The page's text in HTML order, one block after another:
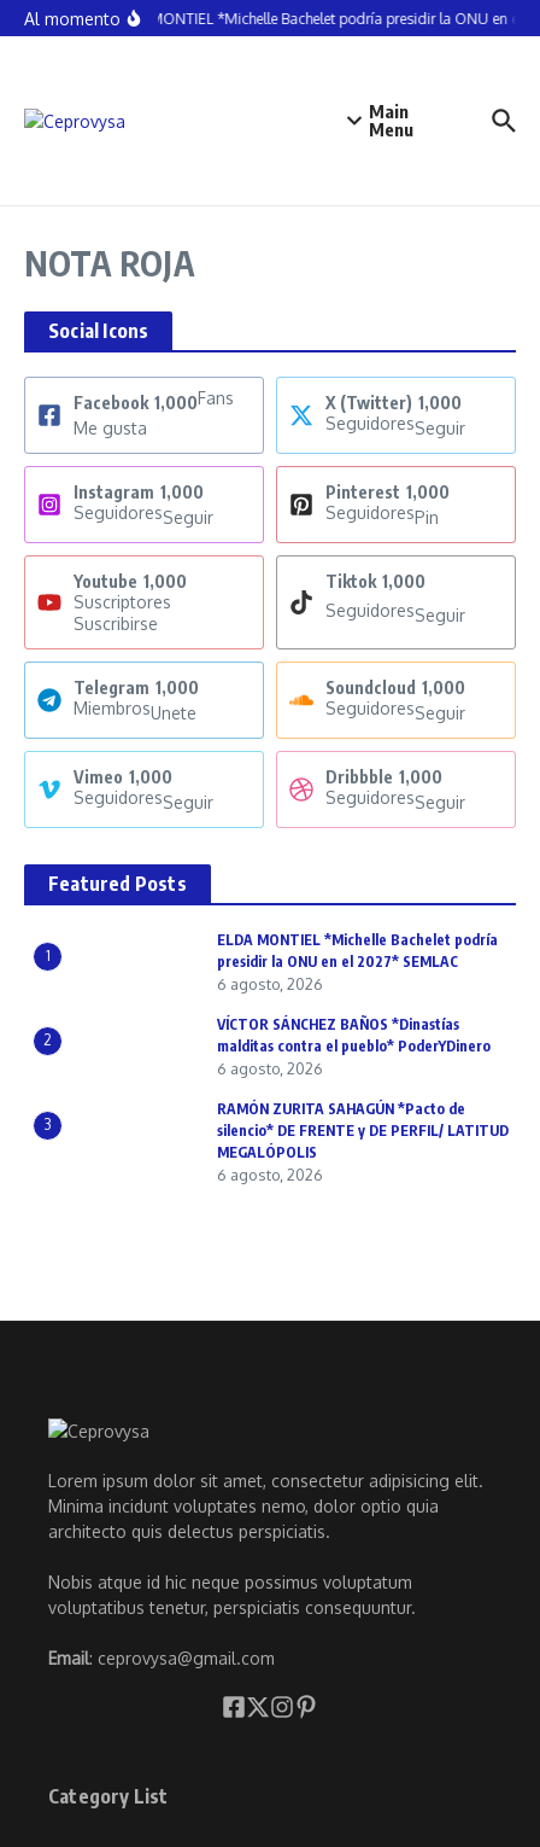
Saltar al contenido
Al momentoELDA MONTIEL *Michelle Bachelet podría presidir la ONU en el
Main
Menu
NOTA ROJA
Social Icons
Facebook 1,000Fans
Me gusta
X (Twitter) 1,000
SeguidoresSeguir
Instagram 1,000
SeguidoresSeguir
Pinterest 1,000
SeguidoresPin
Youtube 1,000
Suscriptores
Suscribirse
Tiktok 1,000
SeguidoresSeguir
Telegram 1,000
MiembrosUnete
Soundcloud 1,000
SeguidoresSeguir
Vimeo 1,000
SeguidoresSeguir
Dribbble 1,000
SeguidoresSeguir
Featured Posts
1
ELDA MONTIEL *Michelle Bachelet podría
presidir la ONU en el 2027* SEMLAC
6 agosto, 2026
2
VÍCTOR SÁNCHEZ BAÑOS *Dinastías
malditas contra el pueblo* PoderYDinero
6 agosto, 2026
3
RAMÓN ZURITA SAHAGÚN *Pacto de
silencio* DE FRENTE y DE PERFIL/ LATITUD
MEGALÓPOLIS
6 agosto, 2026
Lorem ipsum dolor sit amet, consectetur adipisicing elit.
Minima incidunt voluptates nemo, dolor optio quia
architecto quis delectus perspiciatis.
Nobis atque id hic neque possimus voluptatum
voluptatibus tenetur, perspiciatis consequuntur.
Email: ceprovysa@gmail.com
Category List